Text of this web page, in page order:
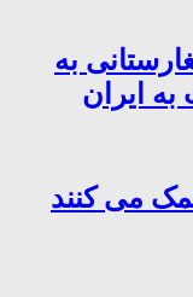
به
ایران
می کنند